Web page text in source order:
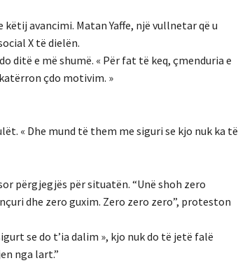
avancimi. Matan Yaffe, një vullnetar që u
X të dielën.
ditë e më shumë. « Për fat të keq, çmenduria e
çdo motivim. »
« Dhe mund të them me siguri se kjo nuk ka të
përgjegjës për situatën. “Unë shoh zero
dhe zero guxim. Zero zero zero”, proteston
se do t’ia dalim », kjo nuk do të jetë falë
nga lart.”